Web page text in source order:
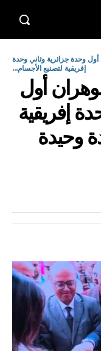
وحدة جزائرية وثاني وحدة
إفريقية لتصنيع الأجسام...
أول
إفريقية
وحيدة